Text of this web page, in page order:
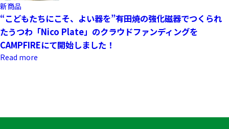
新商品
“こどもたちにこそ、よい器を”有田焼の強化磁器でつくられ
たうつわ「Nico Plate」のクラウドファンディングを
CAMPFIREにて開始しました！
Read more